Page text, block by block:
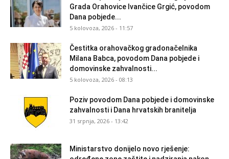
Grada Orahovice Ivančice Grgić, povodom
Dana pobjede...
5 kolovoza, 2026 - 11:57
Čestitka orahovačkog gradonačelnika
Milana Babca, povodom Dana pobjede i
domovinske zahvalnosti...
5 kolovoza, 2026 - 08:13
Poziv povodom Dana pobjede i domovinske
zahvalnosti i Dana hrvatskih branitelja
31 srpnja, 2026 - 13:42
Ministarstvo donijelo novo rješenje: